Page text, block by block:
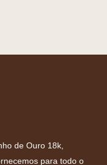
de Ouro 18k,
para todo o